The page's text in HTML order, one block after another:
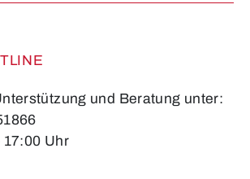
und Beratung unter:
17:00 Uhr